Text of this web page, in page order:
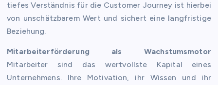
tiefes Verständnis für die Customer Journey ist hierbei
von unschätzbarem Wert und sichert eine langfristige
Beziehung.
Mitarbeiterförderung als Wachstumsmotor
Mitarbeiter sind das wertvollste Kapital eines
Unternehmens. Ihre Motivation, ihr Wissen und ihr